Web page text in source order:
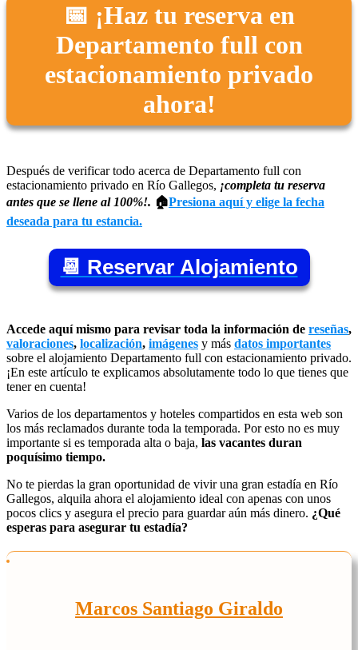
📅 ¡Haz tu reserva en
Departamento full con
estacionamiento privado
ahora!
Después de verificar todo acerca de Departamento full con
estacionamiento privado en Río Gallegos, ¡completa tu reserva
antes que se llene al 100%!. 🏠Presiona aquí y elige la fecha
deseada para tu estancia.
📆 Reservar Alojamiento
Accede aquí mismo para revisar toda la información de reseñas,
valoraciones, localización, imágenes y más datos importantes
sobre el alojamiento Departamento full con estacionamiento privado.
¡En este artículo te explicamos absolutamente todo lo que tienes que
tener en cuenta!
Varios de los departamentos y hoteles compartidos en esta web son
los más reclamados durante toda la temporada. Por esto no es muy
importante si es temporada alta o baja, las vacantes duran
poquísimo tiempo.
No te pierdas la gran oportunidad de vivir una gran estadía en Río
Gallegos, alquila ahora el alojamiento ideal con apenas con unos
pocos clics y asegura el precio para guardar aún más dinero. ¿Qué
esperas para asegurar tu estadía?
Marcos Santiago Giraldo